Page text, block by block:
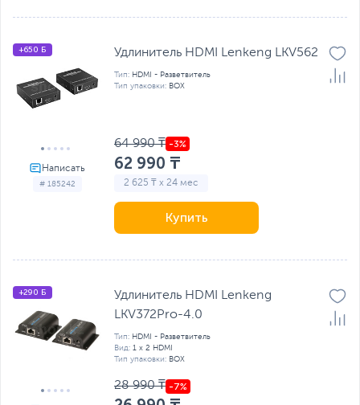
# 185242
+650 Б Удлинитель HDMI Lenkeng LKV562
Тип: HDMI - Разветвитель
Тип упаковки: BOX
64 990 ₸
62 990 ₸
2 625 ₸ x 24 мес
Купить
+290 Б
Удлинитель HDMI Lenkeng
LKV372Pro-4.0
Тип: HDMI - Разветвитель
Вид: 1 х 2 HDMI
Тип упаковки: BOX
28 990 ₸